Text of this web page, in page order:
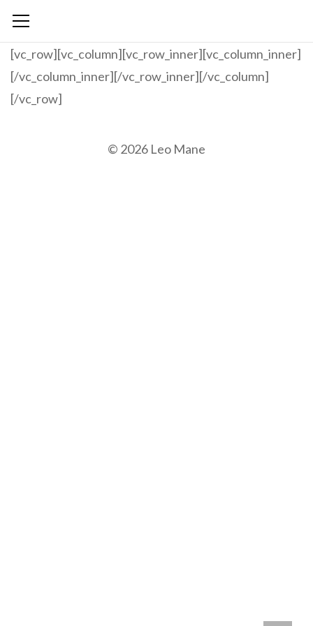
[vc_row][vc_column][vc_row_inner][vc_column_inner]
[/vc_column_inner][/vc_row_inner][/vc_column]
[/vc_row]
© 2026 Leo Mane